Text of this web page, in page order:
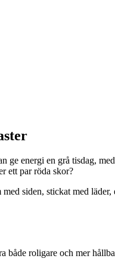
energi en grå tisdag,
ett par röda skor?
siden, stickat med
roligare och mer